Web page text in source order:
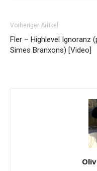
Vorheriger Artikel
Fler – Highlevel Ignoranz
Simes Branxons) [Video]